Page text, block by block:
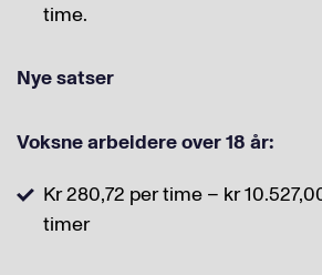
time.
Nye satser
Voksne arbeidere over 18 år:
Kr 280,72 per time – kr
timer